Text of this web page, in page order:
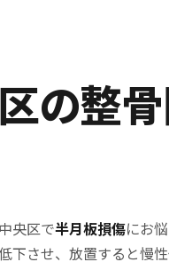
の整
央区で半月板損傷にお
下させ、放置すると慢